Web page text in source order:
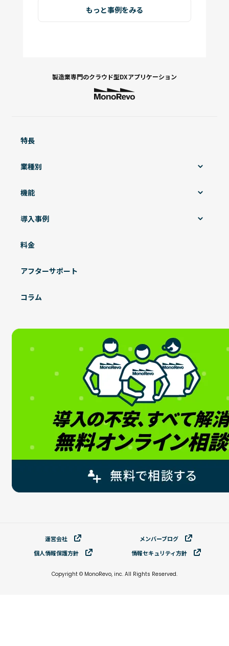
もっと事例をみる
製造業専門のクラウド型DXアプリケーション
特長
業種別
機能
導入事例
料金
アフターサポート
コラム
運営会社
メンバーブログ
個⼈情報保護⽅針
情報セキュリティ⽅針
Copyright © MonoRevo, inc. All Rights Reserved.